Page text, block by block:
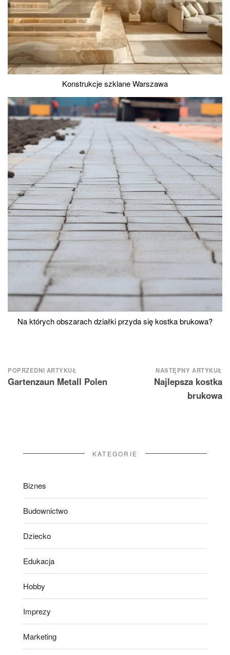
Konstrukcje szklane Warszawa
Na których obszarach działki przyda się kostka brukowa?
Nawigacja
wpisu
POPRZEDNI ARTYKUŁ
Gartenzaun Metall Polen
NASTĘPNY ARTYKUŁ
Najlepsza kostka
brukowa
KATEGORIE
Biznes
Budownictwo
Dziecko
Edukacja
Hobby
Imprezy
Marketing